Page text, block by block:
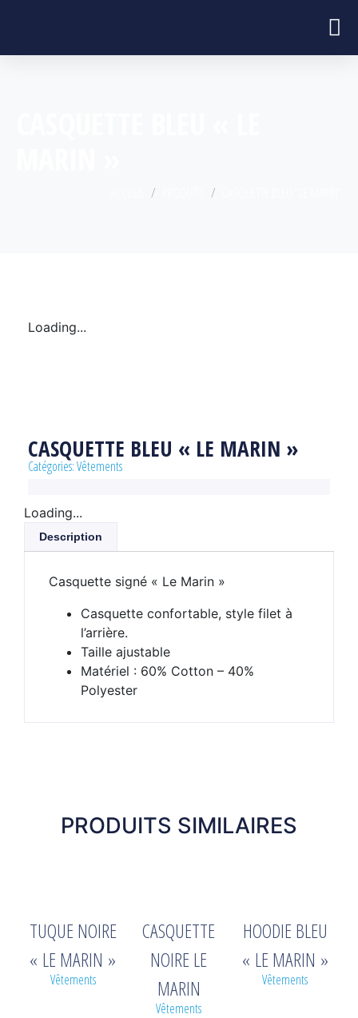
Loading...
CASQUETTE BLEU « LE MARIN »
Catégories:Vêtements
Loading...
Description
Casquette signé « Le Marin »
Casquette confortable, style filet à
l’arrière.
Taille ajustable
Matériel : 60% Cotton – 40%
Polyester
PRODUITS SIMILAIRES
TUQUE NOIRE
« LE MARIN »
Vêtements
CASQUETTE
NOIRE LE
MARIN
Vêtements
HOODIE BLEU
« LE MARIN »
Vêtements